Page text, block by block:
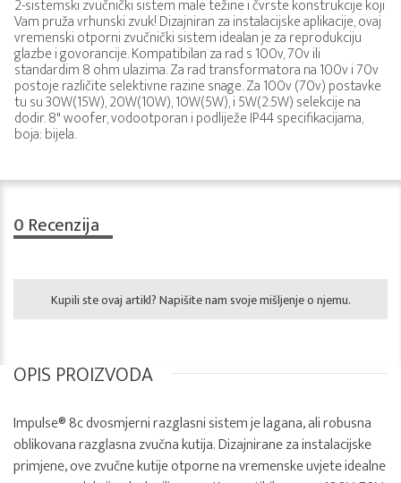
2-sistemski zvučnički sistem male težine i čvrste konstrukcije koji
Vam pruža vrhunski zvuk! Dizajniran za instalacijske aplikacije, ovaj
vremenski otporni zvučnički sistem idealan je za reprodukciju
glazbe i govorancije. Kompatibilan za rad s 100v, 70v ili
standardim 8 ohm ulazima. Za rad transformatora na 100v i 70v
postoje različite selektivne razine snage. Za 100v (70v) postavke
tu su 30W(15W), 20W(10W), 10W(5W), i 5W(2.5W) selekcije na
dodir. 8" woofer, vodootporan i podliježe IP44 specifikacijama,
boja: bijela.
0 Recenzija
Kupili ste ovaj artikl? Napišite nam svoje mišljenje o njemu.
OPIS PROIZVODA
Impulse® 8c dvosmjerni razglasni sistem je lagana, ali robusna
oblikovana razglasna zvučna kutija. Dizajnirane za instalacijske
primjene, ove zvučne kutije otporne na vremenske uvjete idealne